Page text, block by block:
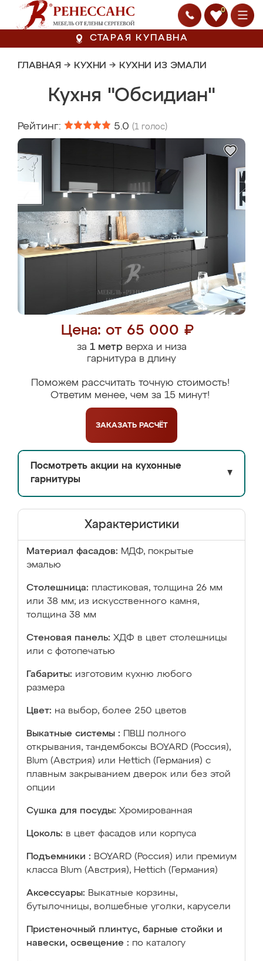
0
СТАРАЯ КУПАВНА
ГЛАВНАЯ → КУХНИ → КУХНИ ИЗ ЭМАЛИ
Кухня "Обсидиан"
Рейтинг: 5.0 (1 голос)
Цена: от 65 000 ₽
за 1 метрверха и низа
гарнитура в длину
Поможем рассчитать точную стоимость!
Ответим менее, чем за 15 минут!
ЗАКАЗАТЬ РАСЧЁТ
Посмотреть акции на кухонные
гарнитуры
▼
Характеристики
Материал фасадов: МДФ, покрытые
эмалью
Столешница: пластиковая, толщина 26 мм
или 38 мм; из искусственного камня,
толщина 38 мм
Стеновая панель: ХДФ в цвет столешницы
или с фотопечатью
Габариты: изготовим кухню любого
размера
Цвет: на выбор, более 250 цветов
Выкатные системы :
ПВШ полного
открывания, тандембоксы BOYARD (Россия),
Blum (Австрия) или Hettich (Германия) с
плавным закрыванием дверок или без этой
опции
Сушка для посуды: Хромированная
Цоколь: в цвет фасадов или корпуса
Подъемники : BOYARD (Россия) или премиум
класса Blum (Австрия), Hettich (Германия)
Аксессуары: Выкатные корзины,
бутылочницы, волшебные уголки, карусели
Пристеночный плинтус, барные стойки и
навески, освещение : по каталогу